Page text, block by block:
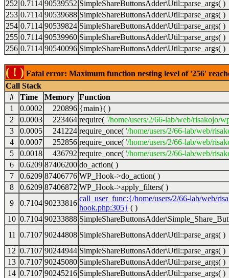
252 0.7114 90539552 SimpleShareButtonsAdder\Util::parse_args( )
253 0.7114 90539688 SimpleShareButtonsAdder\Util::parse_args( )
254 0.7114 90539824 SimpleShareButtonsAdder\Util::parse_args( )
255 0.7114 90539960 SimpleShareButtonsAdder\Util::parse_args( )
256 0.7114 90540096 SimpleShareButtonsAdder\Util::parse_args( )
( ! ) Fatal error: Maximum function nesting level of '256'
Call Stack
#
Time Memory Function
1
0.0002 220896 {main}( )
2
0.0003 223464 require( '/home/users/2/66-lab/web/risakojo/
3
0.0005 241224 require_once( '/home/users/2/66-lab/web/
4
0.0007 252856 require_once( '/home/users/2/66-lab/web/
5
0.0018 436792 require_once( '/home/users/2/66-lab/web/
6
0.6209 87406200 do_action( )
7
0.6209 87406776 WP_Hook->do_action( )
8
0.6209 87406872 WP_Hook->apply_filters( )
9
0.7104 90233816
call_user_func:{/home/users/2/66-lab/web/
hook.php:305} ( )
10 0.7104 90233888
11
0.7107 90244808 SimpleShareButtonsAdder\Util::parse_args( )
12 0.7107 90244944 SimpleShareButtonsAdder\Util::parse_args( )
13 0.7107 90245080 SimpleShareButtonsAdder\Util::parse_args( )
14 0.7107 90245216 SimpleShareButtonsAdder\Util::parse_args( )